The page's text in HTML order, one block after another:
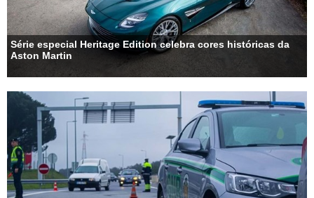
Série especial Heritage Edition celebra cores históricas da
Aston Martin